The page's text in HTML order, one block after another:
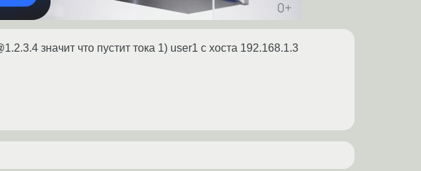
значит что пустит тока 1) user1 с хоста 192.168.1.3